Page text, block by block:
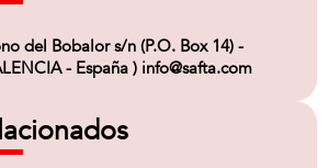
del Bobalor s/n (P.O. Box 14) -
- España ) info@safta.com